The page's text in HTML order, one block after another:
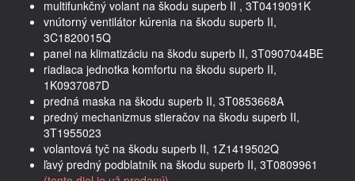
multifunkčný volant na škodu superb II , 3T0419091K
vnútorný ventilátor kúrenia na škodu superb II,
3C1820015Q
panel na klimatizáciu na škodu superb II, 3T0907044BE
riadiaca jednotka komfortu na škodu superb II,
1K0937087D
predná maska na škodu superb II, 3T0853668A
predný mechanizmus stieračov na škodu superb II,
3T1955023
volantová tyč na škodu superb II, 1Z1419502Q
ľavý predný podblatník na škodu superb II, 3T0809961